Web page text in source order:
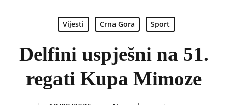
Vijesti Crna Gora Sport
Delfini uspješni na 51.
regati Kupa Mimoze